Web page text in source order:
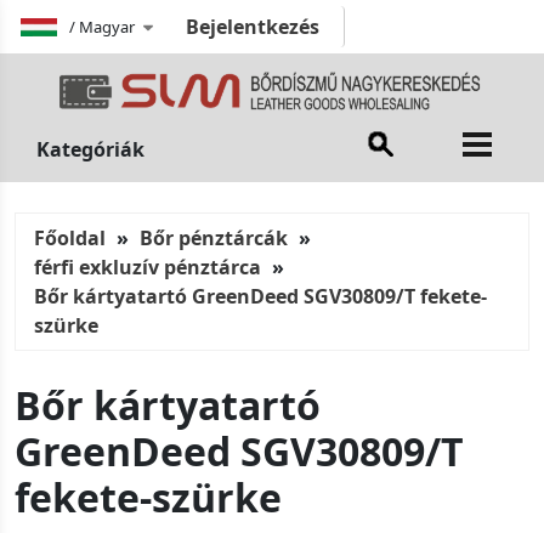
/ Magyar Bejelentkezés
Kategóriák
Főoldal
Bőr pénztárcák
férfi exkluzív pénztárca
Bőr kártyatartó GreenDeed SGV30809/T fekete-
szürke
Bőr kártyatartó
GreenDeed SGV30809/T
fekete-szürke